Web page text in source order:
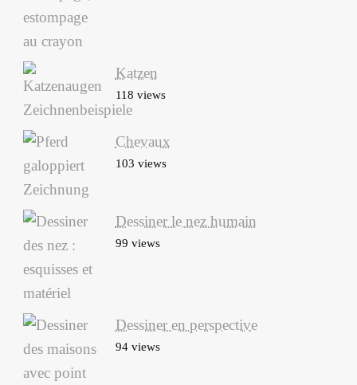
Katzen
118 views
Chevaux
103 views
Dessiner le nez humain
99 views
Dessiner en perspective
94 views